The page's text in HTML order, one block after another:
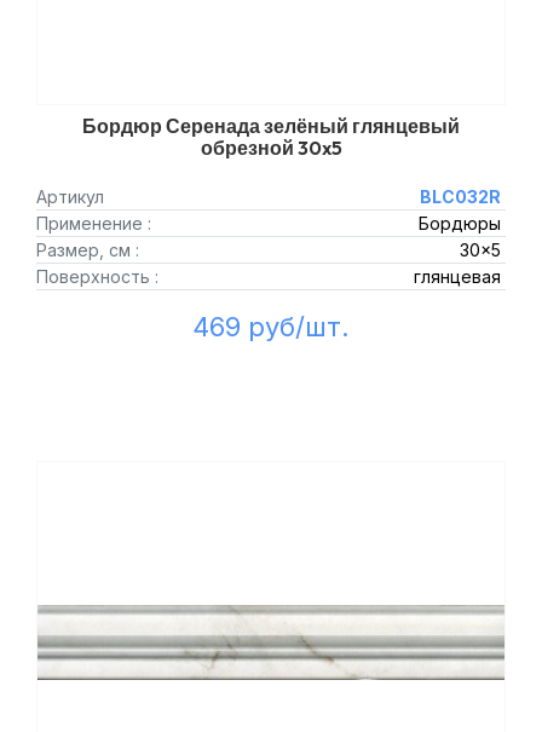
Бордюр Серенада зелёный глянцевый
обрезной 30x5
Артикул
BLC032R
Применение :
Бордюры
Размер, см :
30x5
Поверхность :
глянцевая
469 руб/шт.